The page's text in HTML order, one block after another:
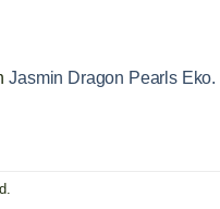
Jasmin Dragon Pearls Eko.